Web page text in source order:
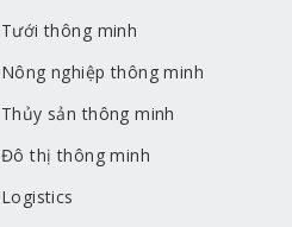
Tưới thông minh
Nông nghiệp thông minh
Thủy sản thông minh
Đô thị thông minh
Logistics